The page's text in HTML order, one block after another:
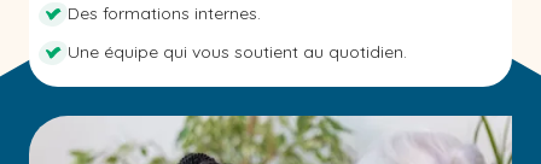
Des formations internes.
Une équipe qui vous soutient au quotidien.